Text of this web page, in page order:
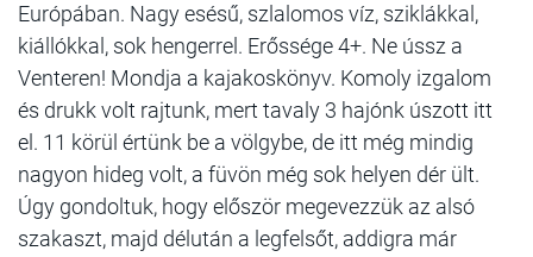
Európában. Nagy esésű, szlalomos víz, sziklákkal,
kiállókkal, sok hengerrel. Erőssége 4+. Ne ússz a
Venteren! Mondja a kajakoskönyv. Komoly izgalom
és drukk volt rajtunk, mert tavaly 3 hajónk úszott itt
el. 11 körül értünk be a völgybe, de itt még mindig
nagyon hideg volt, a füvön még sok helyen dér ült.
Úgy gondoltuk, hogy először megevezzük az alsó
szakaszt, majd délután a legfelsőt, addigra már